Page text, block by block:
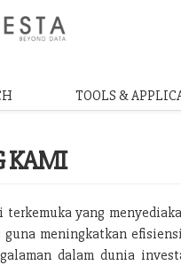
TOOLS &
KAMI
yang
guna meningkatkan
dalam dunia